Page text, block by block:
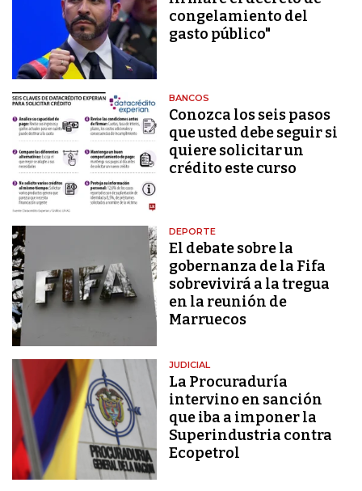
congelamiento del
gasto público"
BANCOS
Conozca los seis pasos
que usted debe seguir si
quiere solicitar un
crédito este curso
DEPORTE
El debate sobre la
gobernanza de la Fifa
sobrevivirá a la tregua
en la reunión de
Marruecos
JUDICIAL
La Procuraduría
intervino en sanción
que iba a imponer la
Superindustria contra
Ecopetrol